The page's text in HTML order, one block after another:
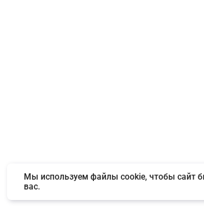
Мы используем файлы cookie, чтобы сайт
вас.